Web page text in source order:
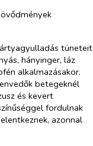
tüneteit
hányinger, láz
alkalmazásakor.
betegeknél
és kevert
fordulnak
azonnal